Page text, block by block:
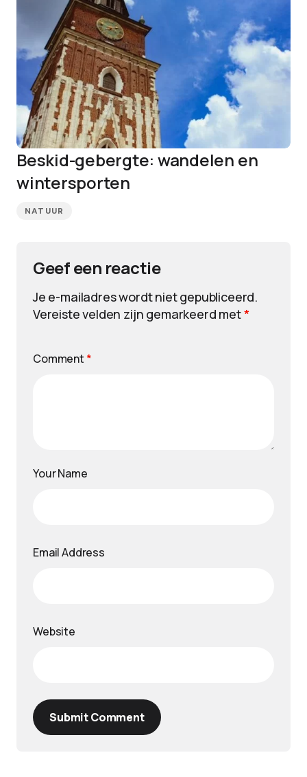
Beskid-gebergte: wandelen en
wintersporten
NATUUR
Geef een reactie
Je e-mailadres wordt niet gepubliceerd.
Vereiste velden zijn gemarkeerd met*
Comment *
Your Name
Email Address
Website
Submit Comment